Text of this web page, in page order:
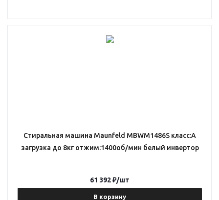
Стиральная машина Maunfeld MBWM1486S класс:A
загрузка до 8кг отжим:1400об/мин белый инвертор
В корзину
61 392₽/шт